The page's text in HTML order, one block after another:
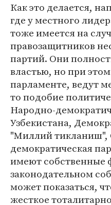
Как это делается,
где у местного
тоже имеется на
правозащитников
партий. Они
властью, но при
парламенте, ведут
то подобие
Народно-
Узбекистана,
"Миллий тикланиш",
демократическая
имеют собственные
законодательном
может показаться,
жесткое